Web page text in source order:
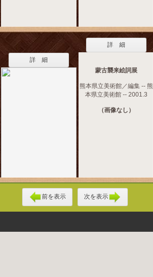
詳 細
詳 細
蒙古襲来絵詞展
熊本県立美術館／編集 -- 熊
本県立美術館 -- 2001.3
（画像なし）
前を表示 次を表示